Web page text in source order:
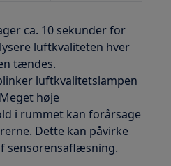
ca. 10 sekunder for
luftkvaliteten hver
tændes.
luftkvalitetslampen
høje
i rummet kan forårsage
Dette kan påvirke
sensorensaflæsning.